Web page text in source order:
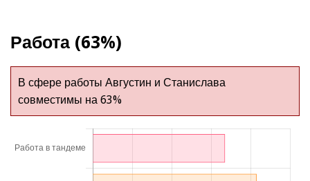
Работа (63%)
В сфере работы Августин и Станислава
совместимы на 63%